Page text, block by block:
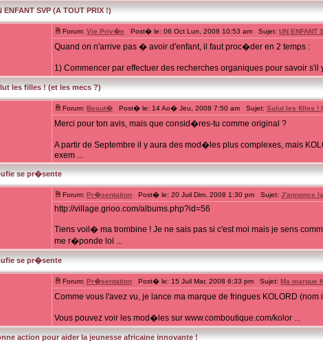
ENFANT SVP (A TOUT PRIX !)
Forum: Vie Priv�e Post� le: 06 Oct Lun, 2008 10:53 am Sujet: UN ENFANT
Quand on n'arrive pas � avoir d'enfant, il faut proc�der en 2 temps :
1) Commencer par effectuer des recherches organiques pour savoir
les filles ! (et les mecs ?)
Forum: Beaut� Post� le: 14 Ao� Jeu, 2008 7:50 am Sujet: Salut les filles !
Merci pour ton avis, mais que consid�res-tu comme original ?
A partir de Septembre il y aura des mod�les plus complexes, mais
exem ...
se pr�sente
Forum: Pr�sentation Post� le: 20 Juil Dim, 2008 1:30 pm Sujet: J'annonce
http://village.grioo.com/albums.php?id=56
Tiens voil� ma trombine ! Je ne sais pas si c'est moi mais je sens
me r�ponde lol ...
se pr�sente
Forum: Pr�sentation Post� le: 15 Juil Mar, 2008 6:33 pm Sujet: Ma marque
Comme vous l'avez vu, je lance ma marque de fringues KOLORD
Vous pouvez voir les mod�les sur www.comboutique.com/kolor ...
action pour aider la jeunesse africaine innovante !